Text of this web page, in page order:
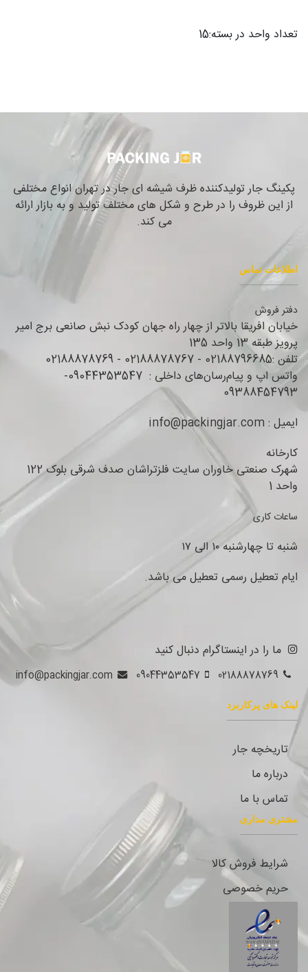
تعداد واحد در بسته:15
پکینگ جار تولیدکننده ظرف شیشه ای جار در تهران انواع مختلفی
از این ظروف را در طرح و شکل های مختلف تولید و به بازار ارائه
می کند.
اطلاعات تماس
دفتر فروش
خیابان افریقا بالاتر از چهار راه جهان کودک نبش صانعی برج امیر
پرویز طبقه 13 واحد 135
تلفن :02188796685 - 02188878767 - 02188878769
واتس اپ و پیام‌رسان‌های داخلی : 09044353547-
09388454793
ایمیل : info@packingjar.com
کارخانه
شهرک صنعتی خاوران سایت فلزتراشان صدف شرقی بلوک 122
واحد 1
ساعات کاری
شنبه تا چهارشنبه ۱۰ الی ۱۷
ایام تعطیل رسمی تعطیل می باشد.
ما را در اینستاگرام دنبال کنید
02188878769
09044353547
info@packingjar.com
لینک های پرکاربرد
تاریخچه جار
درباره ما
تماس با ما
مشتری مداری
شرایط فروش کالا
حریم خصوصی